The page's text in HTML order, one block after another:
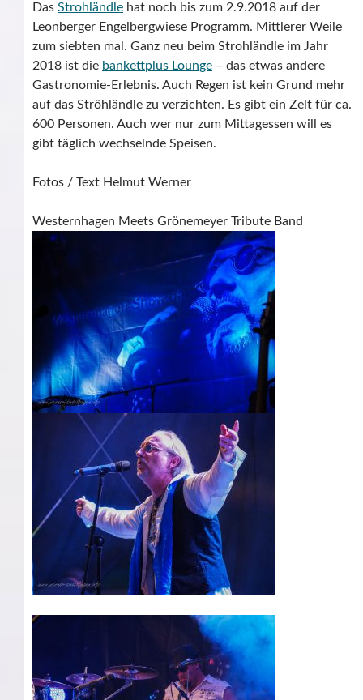
Das Strohländle hat noch bis zum 2.9.2018 auf der
Leonberger Engelbergwiese Programm. Mittlerer Weile
zum siebten mal. Ganz neu beim Strohländle im Jahr
2018 ist die bankettplus Lounge – das etwas andere
Gastronomie-Erlebnis. Auch Regen ist kein Grund mehr
auf das Ströhländle zu verzichten. Es gibt ein Zelt für ca.
600 Personen. Auch wer nur zum Mittagessen will es
gibt täglich wechselnde Speisen.
Fotos / Text Helmut Werner
Westernhagen Meets Grönemeyer Tribute Band